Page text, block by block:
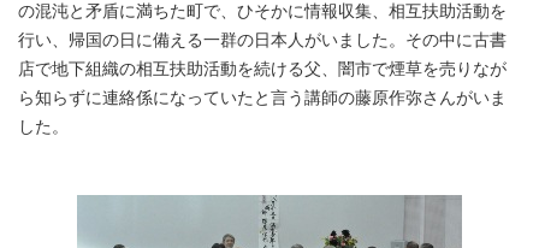
の混沌と矛盾に満ちた町で、ひそかに情報収集、相互扶助活動を
行い、帰国の日に備える一群の日本人がいました。その中に古書
店で地下組織の相互扶助活動を続ける父、闇市で煙草を売りなが
ら知らずに連絡係になっていたと言う講師の藤原作弥さんがいま
した。